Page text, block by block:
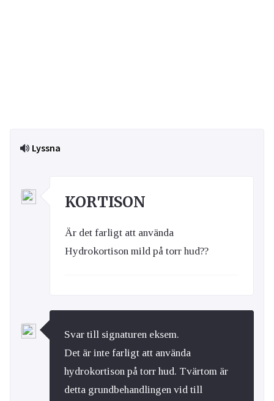
Lyssna
KORTISON
Är det farligt att använda
Hydrokortison mild på torr hud??
Svar till signaturen eksem.
Det är inte farligt att använda
hydrokortison på torr hud. Tvärtom är
detta grundbehandlingen vid till